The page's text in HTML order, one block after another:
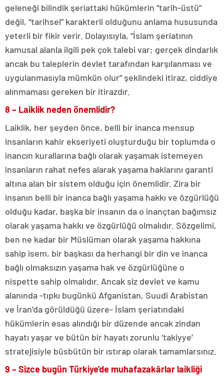
geleneği bilindik şeriattaki hükümlerin “tarih-üstü”
değil, “tarihsel” karakterli olduğunu anlama hususunda
yeterli bir fikir verir. Dolayısıyla, “İslam şeriatının
kamusal alanla ilgili pek çok talebi var; gerçek dindarlık
ancak bu taleplerin devlet tarafından karşılanması ve
uygulanmasıyla mümkün olur” şeklindeki itiraz, ciddiye
alınmaması gereken bir itirazdır.
8 – Laiklik neden önemlidir?
Laiklik, her şeyden önce, belli bir inanca mensup
insanların kahir ekseriyeti oluşturduğu bir toplumda o
inancın kurallarına bağlı olarak yaşamak istemeyen
insanların rahat nefes alarak yaşama haklarını garanti
altına alan bir sistem olduğu için önemlidir. Zira bir
insanın belli bir inanca bağlı yaşama hakkı ve özgürlüğü
olduğu kadar, başka bir insanın da o inançtan bağımsız
olarak yaşama hakkı ve özgürlüğü olmalıdır. Sözgelimi,
ben ne kadar bir Müslüman olarak yaşama hakkına
sahip isem, bir başkası da herhangi bir din ve inanca
bağlı olmaksızın yaşama hak ve özgürlüğüne o
nispette sahip olmalıdır. Ancak siz devlet ve kamu
alanında -tıpkı bugünkü Afganistan, Suudi Arabistan
ve İran’da görüldüğü üzere- İslam şeriatındaki
hükümlerin esas alındığı bir düzende ancak zindan
hayatı yaşar ve bütün bir hayatı zorunlu ‘takiyye’
stratejisiyle büsbütün bir ıstırap olarak tamamlarsınız.
9 – Sizce bugün Türkiye’de muhafazakârlar laikliği